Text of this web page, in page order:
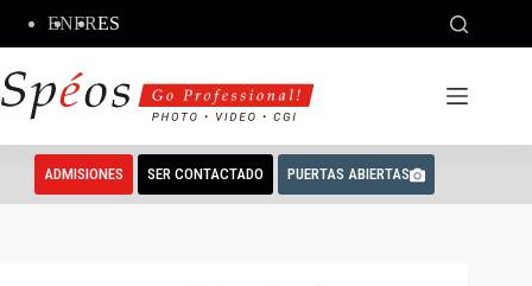
contenido
ENFRES
ADMISIONES SER CONTACTADO PUERTAS ABIERTAS